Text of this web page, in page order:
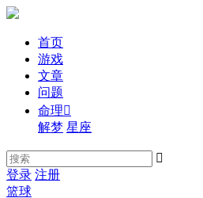
首页
游戏
文章
问题
命理
解梦 星座

登录 注册
篮球